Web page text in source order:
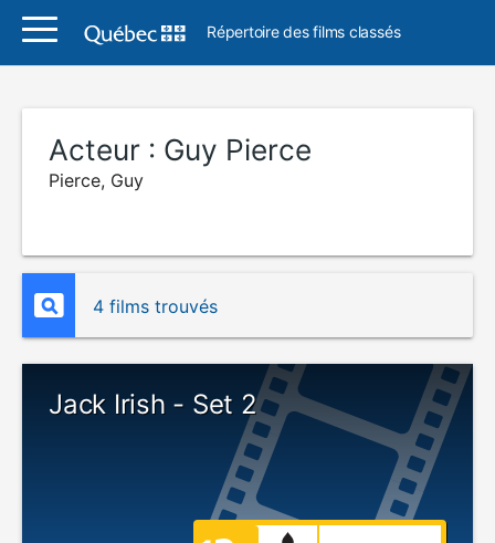
Répertoire des films classés
Acteur : Guy Pierce
Pierce, Guy
4 films trouvés
Jack Irish - Set 2